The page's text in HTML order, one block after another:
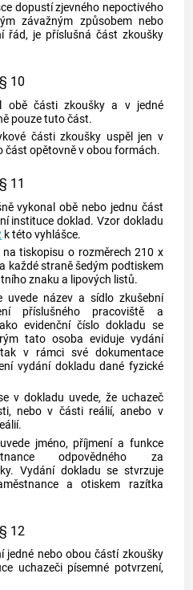
dopustí zjevného nepoctivého
závažným způsobem nebo
řád, je příslušná část zkoušky
§ 10
obě části zkoušky a v jedné
pouze tuto část.
části zkoušky uspěl jen v
část opětovně v obou formách.
§ 11
vykonal obě nebo jednu část
instituce doklad. Vzor dokladu
k této vyhlášce.
tiskopisu o rozměrech 210 x
každé straně šedým podtiskem
znaku a lipových listů.
uvede název a sídlo zkušební
příslušného pracoviště a
evidenční číslo dokladu se
tato osoba eviduje vydání
v rámci své dokumentace
vydání dokladu dané fyzické
v dokladu uvede, že uchazeč
nebo v části reálií, anebo v
jméno, příjmení a funkce
odpovědného za
Vydání dokladu se stvrzuje
a otiskem razítka
§ 12
jedné nebo obou částí zkoušky
uchazeči písemné potvrzení,